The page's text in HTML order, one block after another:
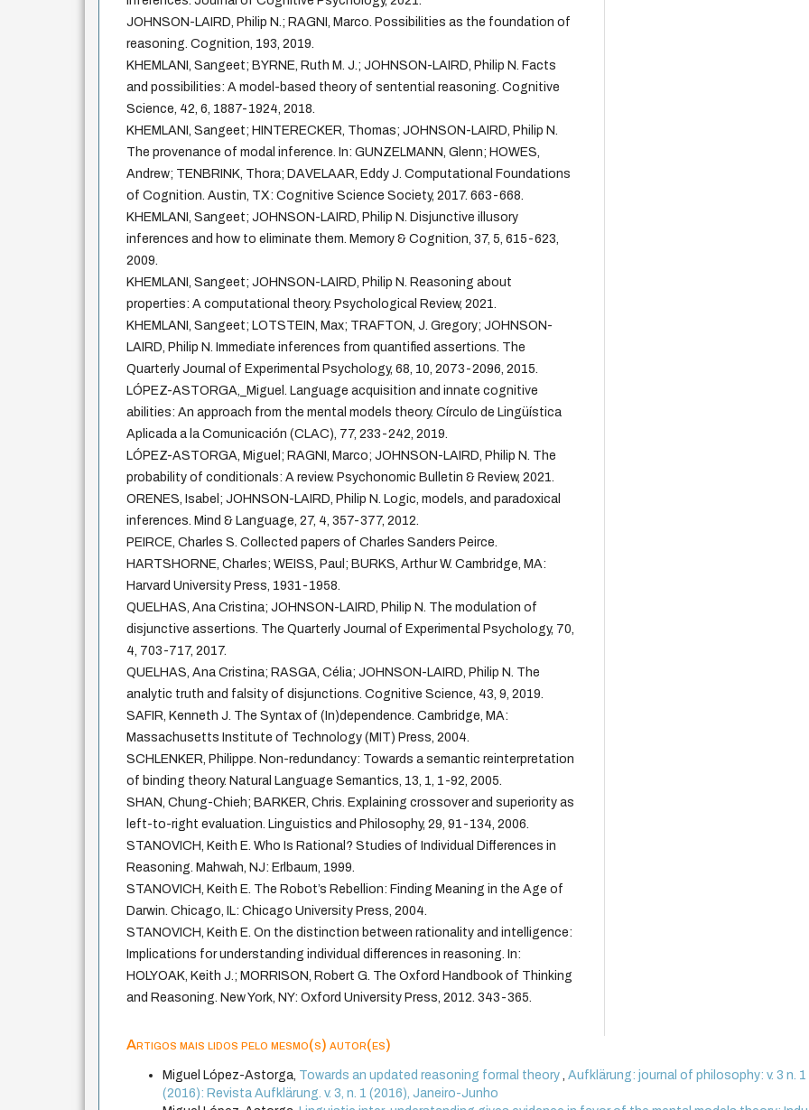
JOHNSON-LAIRD, Philip N.; RAGNI, Marco. Possibilities as the foundation of
reasoning. Cognition, 193, 2019.
KHEMLANI, Sangeet; BYRNE, Ruth M. J.; JOHNSON-LAIRD, Philip N. Facts
and possibilities: A model-based theory of sentential reasoning. Cognitive
Science, 42, 6, 1887-1924, 2018.
KHEMLANI, Sangeet; HINTERECKER, Thomas; JOHNSON-LAIRD, Philip N.
The provenance of modal inference. In: GUNZELMANN, Glenn; HOWES,
Andrew; TENBRINK, Thora; DAVELAAR, Eddy J. Computational Foundations
of Cognition. Austin, TX: Cognitive Science Society, 2017. 663-668.
KHEMLANI, Sangeet; JOHNSON-LAIRD, Philip N. Disjunctive illusory
inferences and how to eliminate them. Memory & Cognition, 37, 5, 615-623,
2009.
KHEMLANI, Sangeet; JOHNSON-LAIRD, Philip N. Reasoning about
properties: A computational theory. Psychological Review, 2021.
KHEMLANI, Sangeet; LOTSTEIN, Max; TRAFTON, J. Gregory; JOHNSON-
LAIRD, Philip N. Immediate inferences from quantified assertions. The
Quarterly Journal of Experimental Psychology, 68, 10, 2073-2096, 2015.
LÓPEZ-ASTORGA,_Miguel. Language acquisition and innate cognitive
abilities: An approach from the mental models theory. Círculo de Lingüística
Aplicada a la Comunicación (CLAC), 77, 233-242, 2019.
LÓPEZ-ASTORGA, Miguel; RAGNI, Marco; JOHNSON-LAIRD, Philip N. The
probability of conditionals: A review. Psychonomic Bulletin & Review, 2021.
ORENES, Isabel; JOHNSON-LAIRD, Philip N. Logic, models, and paradoxical
inferences. Mind & Language, 27, 4, 357-377, 2012.
PEIRCE, Charles S. Collected papers of Charles Sanders Peirce.
HARTSHORNE, Charles; WEISS, Paul; BURKS, Arthur W. Cambridge, MA:
Harvard University Press, 1931-1958.
QUELHAS, Ana Cristina; JOHNSON-LAIRD, Philip N. The modulation of
disjunctive assertions. The Quarterly Journal of Experimental Psychology, 70,
4, 703-717, 2017.
QUELHAS, Ana Cristina; RASGA, Célia; JOHNSON-LAIRD, Philip N. The
analytic truth and falsity of disjunctions. Cognitive Science, 43, 9, 2019.
SAFIR, Kenneth J. The Syntax of (In)dependence. Cambridge, MA:
Massachusetts Institute of Technology (MIT) Press, 2004.
SCHLENKER, Philippe. Non-redundancy: Towards a semantic reinterpretation
of binding theory. Natural Language Semantics, 13, 1, 1-92, 2005.
SHAN, Chung-Chieh; BARKER, Chris. Explaining crossover and superiority as
left-to-right evaluation. Linguistics and Philosophy, 29, 91-134, 2006.
STANOVICH, Keith E. Who Is Rational? Studies of Individual Differences in
Reasoning. Mahwah, NJ: Erlbaum, 1999.
STANOVICH, Keith E. The Robot’s Rebellion: Finding Meaning in the Age of
Darwin. Chicago, IL: Chicago University Press, 2004.
STANOVICH, Keith E. On the distinction between rationality and intelligence:
Implications for understanding individual differences in reasoning. In:
HOLYOAK, Keith J.; MORRISON, Robert G. The Oxford Handbook of Thinking
and Reasoning. New York, NY: Oxford University Press, 2012. 343-365.
Artigos mais lidos pelo mesmo(s) autor(es)
Miguel López-Astorga, Towards an updated reasoning formal theory,Aufklärung: journal of philosophy: v. 3 n. 1
(2016): Revista Aufklärung. v. 3, n. 1 (2016), Janeiro-Junho